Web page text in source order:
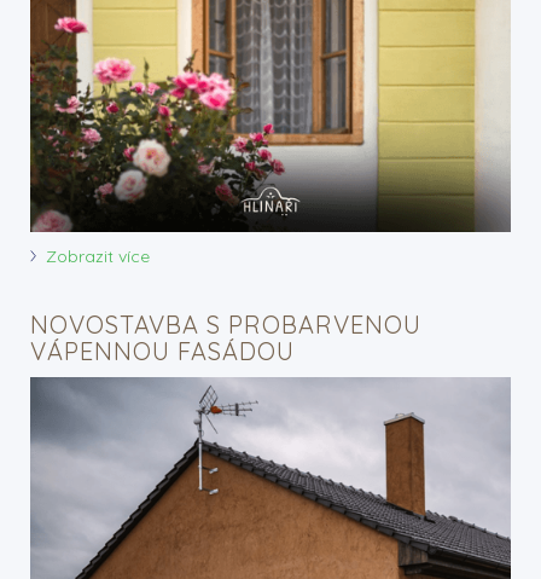
Zobrazit více
NOVOSTAVBA S PROBARVENOU
VÁPENNOU FASÁDOU